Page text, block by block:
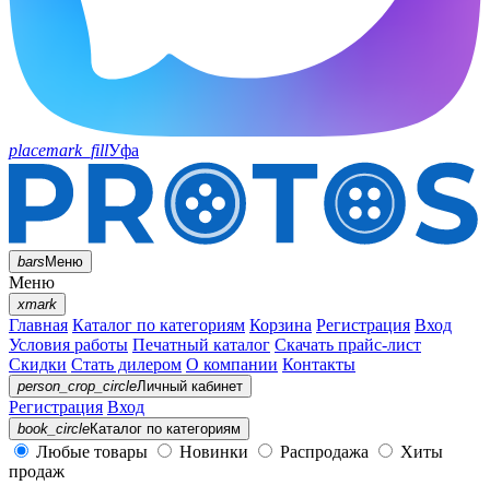
placemark_fillУфа
barsМеню
Меню
xmark
Главная Каталог по категориям Корзина Регистрация Вход
Условия работы Печатный каталог Скачать прайс-лист
Скидки Стать дилером О компании Контакты
person_crop_circleЛичный кабинет
Регистрация Вход
book_circleКаталог по категориям
Любые товары Новинки Распродажа
Хиты
продаж